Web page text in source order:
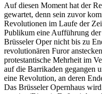
Auf diesen Moment hat der
gewartet, denn sein zuvor
Revolutionen im Laufe der
Publikum eine Aufführung der
Brüsseler Oper nicht bis zu
revolutionären Furor
protestantische Mehrheit im
auf die Barrikaden gegangen
eine Revolution, an deren
Das Brüsseler Opernhaus